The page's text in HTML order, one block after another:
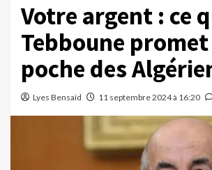
Votre argent : ce
Tebboune
poche des
Lyes Bensaïd 11 septembre 2024 à 16:20